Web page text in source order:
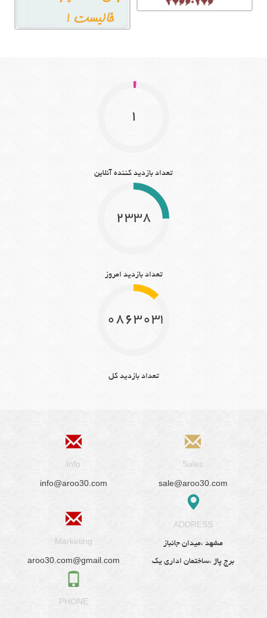
1
تعداد بازدید کننده آنلاین
2338
تعداد بازدید امروز
10863033
تعداد بازدید کل
Info
info@aroo30.com
Sales
sale@aroo30.com
Marketing
aroo30.com@gmail.com
ADDRESS
مشهد ،میدان جانباز
برج پاژ ،ساختمان اداری یک
PHONE